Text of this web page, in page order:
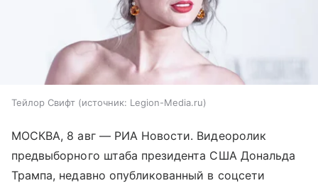
Тейлор Свифт источник: Legion-Media.ru
МОСКВА, 8 авг — РИА Новости. Видеоролик
предвыборного штаба президента США Дональда
Трампа, недавно опубликованный в соцсети